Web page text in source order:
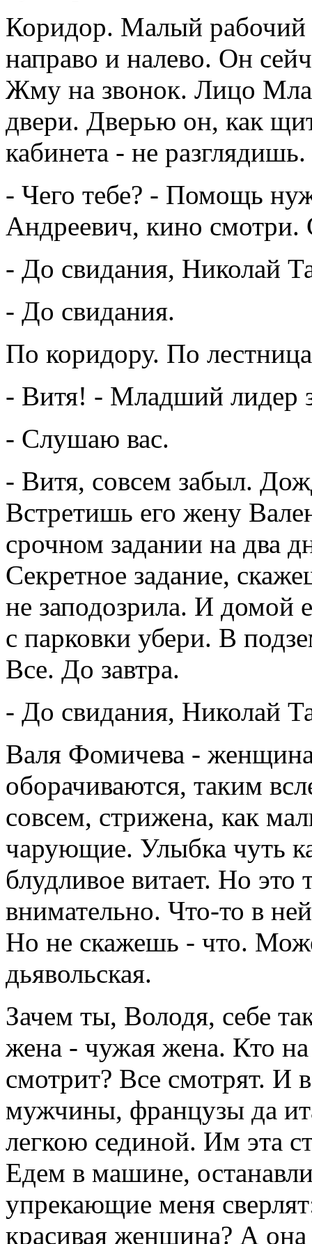
Коридор. Малый
направо и налево. Он
Жму на звонок. Лицо
двери. Дверью он, как
кабинета - не разглядишь.
- Чего тебе? - Помощь
Андреевич, кино смотри.
- До свидания, Николай
- До свидания.
По коридору. По
- Витя! - Младший лидер
- Слушаю вас.
- Витя, совсем забыл.
Встретишь его жену
срочном задании на два
Секретное задание,
не заподозрила. И домой
с парковки убери. В
Все. До завтра.
- До свидания, Николай
Валя Фомичева -
оборачиваются, таким
совсем, стрижена, как
чарующие. Улыбка чуть
блудливое витает. Но это
внимательно. Что-то в
Но не скажешь - что.
дьявольская.
Зачем ты, Володя, себе
жена - чужая жена. Кто на
смотрит? Все смотрят. И
мужчины, французы да
легкою сединой. Им эта
Едем в машине,
упрекающие меня
красивая женщина? А